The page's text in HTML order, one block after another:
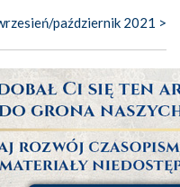
październik 2021 >